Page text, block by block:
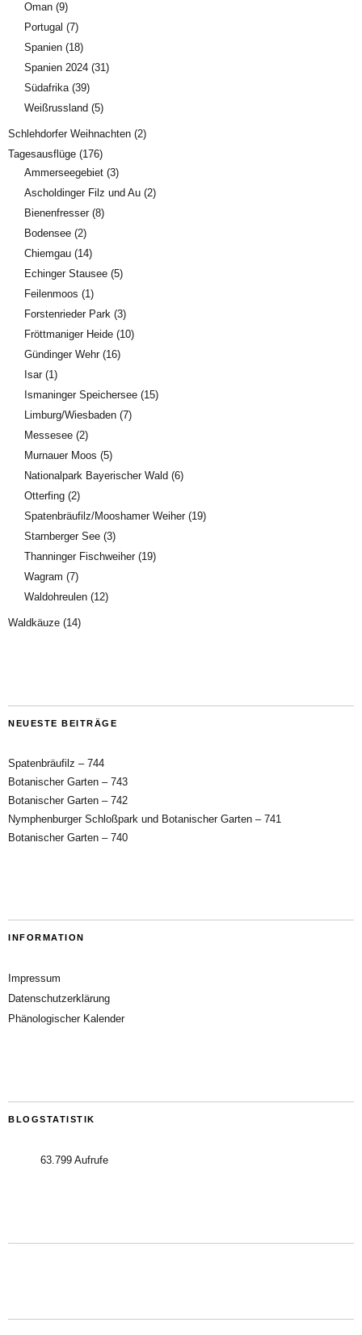
Oman (9)
Portugal (7)
Spanien (18)
Spanien 2024 (31)
Südafrika(39)
Weißrussland (5)
Schlehdorfer Weihnachten (2)
Tagesausflüge (176)
Ammerseegebiet (3)
Ascholdinger Filz und Au (2)
Bienenfresser(8)
Bodensee (2)
Chiemgau (14)
Echinger Stausee (5)
Feilenmoos (1)
Forstenrieder Park (3)
Fröttmaniger Heide (10)
Gündinger Wehr(16)
Isar(1)
Ismaninger Speichersee (15)
Limburg/Wiesbaden (7)
Messesee (2)
Murnauer Moos (5)
Nationalpark Bayerischer Wald (6)
Otterfing (2)
Spatenbräufilz/Mooshamer Weiher(19)
Starnberger See (3)
Thanninger Fischweiher(19)
Wagram (7)
Waldohreulen (12)
Waldkäuze (14)
NEUESTE BEITRÄGE
Spatenbräufilz – 744
Botanischer Garten – 743
Botanischer Garten – 742
Nymphenburger Schloßpark und Botanischer Garten – 741
Botanischer Garten – 740
INFORMATION
Impressum
Datenschutzerklärung
Phänologischer Kalender
BLOGSTATISTIK
63.799 Aufrufe